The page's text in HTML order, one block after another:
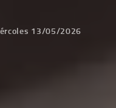
13/05/2026